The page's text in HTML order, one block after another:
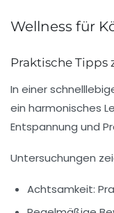
Wellness für
Praktische Tipps
In einer
ein harmonisches
Entspannung und
Untersuchungen
Achtsamkeit: